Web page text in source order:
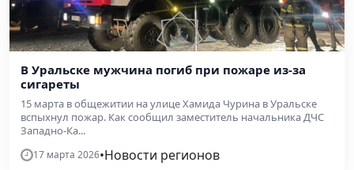
В Уральске мужчина погиб при пожаре из-за
сигареты
15 марта в общежитии на улице Хамида Чурина в Уральске
вспыхнул пожар. Как сообщил заместитель начальника ДЧС
Западно-Ка...
17 марта 2026•Новости регионов